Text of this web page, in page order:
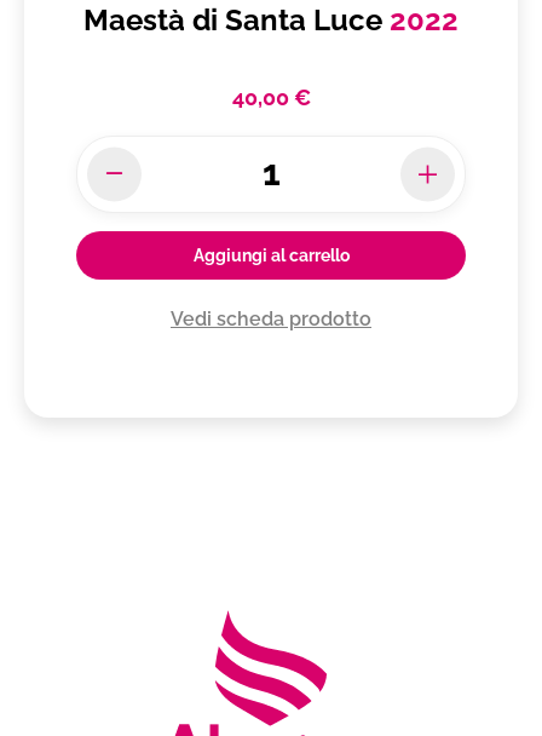
Maestà di Santa Luce 2022
40,00 €
Aggiungi al carrello
Vedi scheda prodotto